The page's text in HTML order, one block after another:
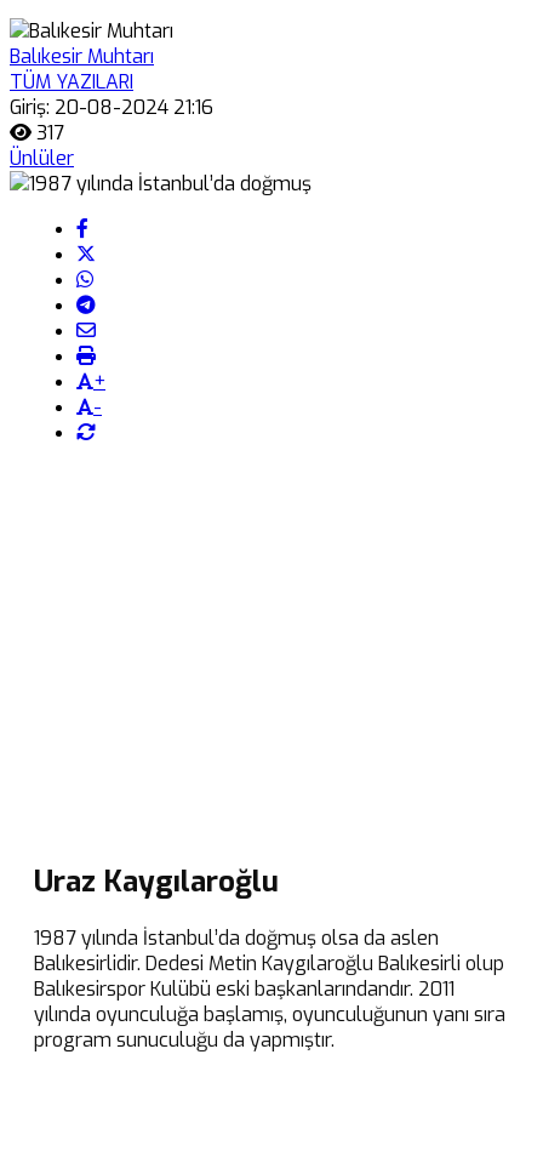
Balıkesir Muhtarı
TÜM YAZILARI
Giriş: 20-08-2024 21:16
317
Ünlüler
+
-
Uraz Kaygılaroğlu
1987 yılında İstanbul’da doğmuş olsa da aslen
Balıkesirlidir. Dedesi Metin Kaygılaroğlu Balıkesirli olup
Balıkesirspor Kulübü eski başkanlarındandır. 2011
yılında oyunculuğa başlamış, oyunculuğunun yanı sıra
program sunuculuğu da yapmıştır.